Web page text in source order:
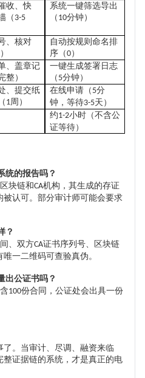
收、快
（3-5
系统一键筛选导出
（ 10分钟）
、核对
自动按规则命名排
序（0）
、盖章记
整）
一键生成签署日志
（ 5分钟）
、提交纸
1 周）
在线申请（ 5分
钟，等待3-5天）
约1-2小时（不含公
证等待）
统的报告吗？
块链和CA机构，其生成的存证
认可。部分审计师可能会要求
？
、双方CA证书序列号、区块链
一二维码可查验真伪。
出公证书吗？
100份合同，公证处会出具一份
。当审计、尽调、融资来临
整证据链的系统，才是真正的电